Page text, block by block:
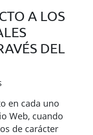
A LOS
DEL
en cada uno
Web, cuando
de carácter